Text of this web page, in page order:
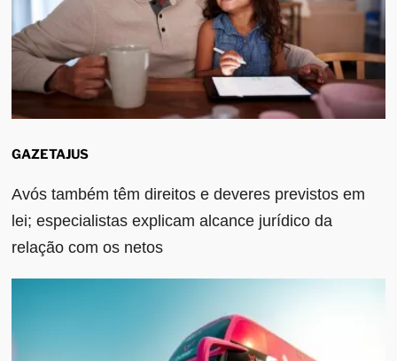
GAZETAJUS
Avós também têm direitos e deveres previstos em
lei; especialistas explicam alcance jurídico da
relação com os netos